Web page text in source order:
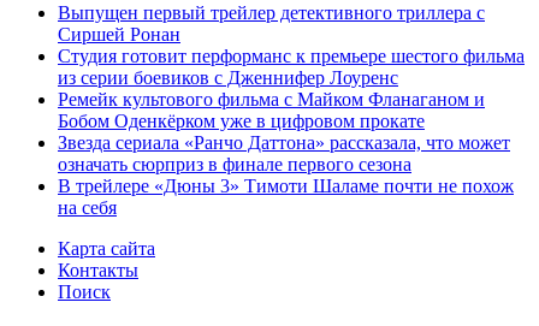
Выпущен первый трейлер детективного триллера с
Сиршей Ронан
Студия готовит перформанс к премьере шестого фильма
из серии боевиков с Дженнифер Лоуренс
Ремейк культового фильма с Майком Фланаганом и
Бобом Оденкёрком уже в цифровом прокате
Звезда сериала «Ранчо Даттона» рассказала, что может
означать сюрприз в финале первого сезона
В трейлере «Дюны 3» Тимоти Шаламе почти не похож
на себя
Карта сайта
Контакты
Поиск